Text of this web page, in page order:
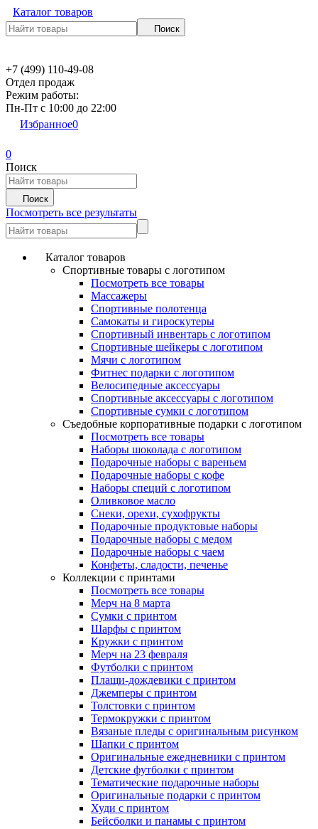
Каталог товаров
Поиск
+7 (499) 110-49-08
Отдел продаж
Режим работы:
Пн-Пт c 10:00 до 22:00
Избранное0
0
Поиск
Поиск
Посмотреть все результаты
Каталог товаров
Спортивные товары с логотипом
Посмотреть все товары
Массажеры
Спортивные полотенца
Самокаты и гироскутеры
Спортивный инвентарь с логотипом
Спортивные шейкеры с логотипом
Мячи с логотипом
Фитнес подарки с логотипом
Велосипедные аксессуары
Спортивные аксессуары с логотипом
Спортивные сумки с логотипом
Съедобные корпоративные подарки с логотипом
Посмотреть все товары
Наборы шоколада с логотипом
Подарочные наборы с вареньем
Подарочные наборы с кофе
Наборы специй с логотипом
Оливковое масло
Снеки, орехи, сухофрукты
Подарочные продуктовые наборы
Подарочные наборы с медом
Подарочные наборы с чаем
Конфеты, сладости, печенье
Коллекции с принтами
Посмотреть все товары
Мерч на 8 марта
Сумки с принтом
Шарфы с принтом
Кружки с принтом
Мерч на 23 февраля
Футболки с принтом
Плащи-дождевики с принтом
Джемперы с принтом
Толстовки с принтом
Термокружки с принтом
Вязаные пледы с оригинальным рисунком
Шапки с принтом
Оригинальные ежедневники с принтом
Детские футболки с принтом
Тематические подарочные наборы
Оригинальные подарки с принтом
Худи с принтом
Бейсболки и панамы с принтом